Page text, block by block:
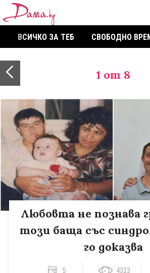
ВСИЧКО ЗА ТЕБ СВОБОДНО
1 от 8
Любовта не познава
този баща със
го доказва
5 4323